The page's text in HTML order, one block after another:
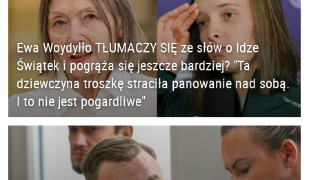
Ewa Woydyłło TŁUMACZY SIĘ ze słów o Idze
Świątek i pogrąża się jeszcze bardziej? "Ta
dziewczyna troszkę straciła panowanie nad sobą.
I to nie jest pogardliwe"